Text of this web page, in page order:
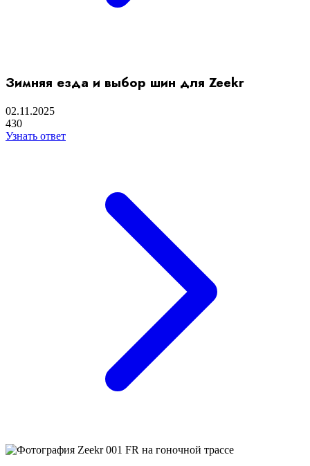
Зимняя езда и выбор шин для Zeekr
02.11.2025
430
Узнать ответ